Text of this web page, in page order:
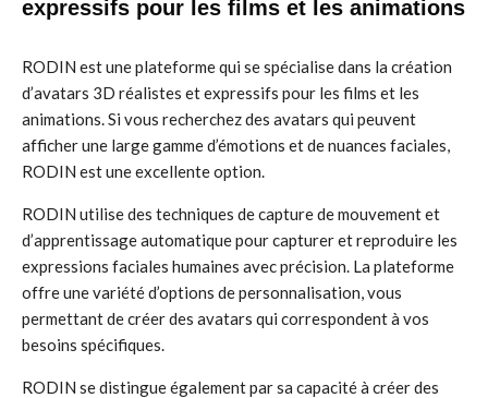
expressifs pour les films et les animations
RODIN est une plateforme qui se spécialise dans la création
d’avatars 3D réalistes et expressifs pour les films et les
animations. Si vous recherchez des avatars qui peuvent
afficher une large gamme d’émotions et de nuances faciales,
RODIN est une excellente option.
RODIN utilise des techniques de capture de mouvement et
d’apprentissage automatique pour capturer et reproduire les
expressions faciales humaines avec précision. La plateforme
offre une variété d’options de personnalisation, vous
permettant de créer des avatars qui correspondent à vos
besoins spécifiques.
RODIN se distingue également par sa capacité à créer des